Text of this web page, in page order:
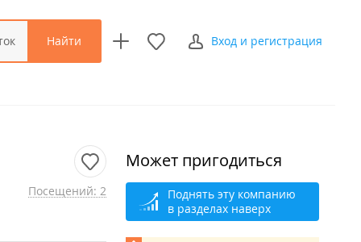
Найти Вход и регистрация
Посещений: 2
Может пригодиться
Поднять эту компанию
в разделах наверх